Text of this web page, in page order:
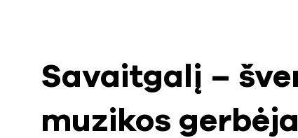
Savaitgalį –
muzikos